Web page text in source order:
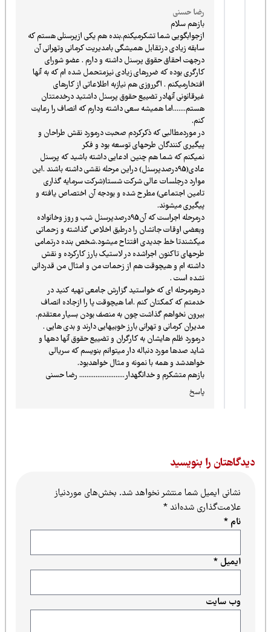
رضا حسنی
بازهم سلام
ازجوابگویی شما تشکرمیکنم.بنده هم یکی ازپرسنلی هستم که
سابقه زیادی درتقابل همیشگی بامدیریت کرمانی وتهرانی آن
درجهت احقاق حقوق پرسنل داشته و دارم . عضو شورای
کارگری بوده که ضررهای زیادی نیزمتحمل شده ام که به آنها
افتخارمیکنم . اگرروزی هم نیازبه اطلاعاتی از کارهای
غیرقانونی آنهادر تضییع حقوق پرسنل داشتید درخدمتتان
هستم.......اما همیشه سعی داشته ودارم که انصاف را رعایت
در موردمطالبی که ذکرکردم صحبت درمورد نقش طراحان و
پیگیری کنندگان طرحهای توسعه بود و فکر
نمیکنم که شما هم چنین ادعایی داشته باشید که پرسنل
عادی(95درصدپرسنل) دراین مرحله نقشی داشته باشند .این
موارد درجلسات عالی شرکت شستا(شرکت سرمایه گذاری
تامین اجتماعی) مطرح شده و بودجه آن اختصاص یافته و
پیگیری میشوند.
درمرحله اجراست که آن95درصدپرسنل شب و روز وخانواده
وبعضی اوقات جانشان را درطبق اخلاص گذاشته و زحماتی
میکشندتا خط جدیدی افتتاح میشود.شخص بنده درتمامی
طرحهای تاکنون اجراشده در لاستیک بارز کارکرده و نقش
داشته ام و هیچوقت هم از زحمات من و امثال من قدردانی
نشده است .
درهرمرحله ای که خواستید گزارش جامعی تهیه کنید در
خدمتم که کمکتان کنم .اما هیچوقت پا را ازجاده انصاف
بیرون نخواهم گذاشت چون به منصف بودن بسیار معتقدم.
مدیران کرمانی و تهرانی بارز خوبیهایی دارند و بدی هایی .
درمورد ظلم هایشان به کارگران و تضییع حقوق آنها دهها و
شاید صدها مورد دنباله دار میتوانم بنویسم که سریالی
خواهدشد و همه با نمونه و مثال خواهدبود.
بازهم متشکرم و خدانگهدار......................... رضا حسنی
را بنویسید
نشانی ایمیل شما منتشر نخواهد شد.بخش‌های موردنیاز
علامت‌گذاری شده‌اند*
ایمیل*
وب‌ سایت